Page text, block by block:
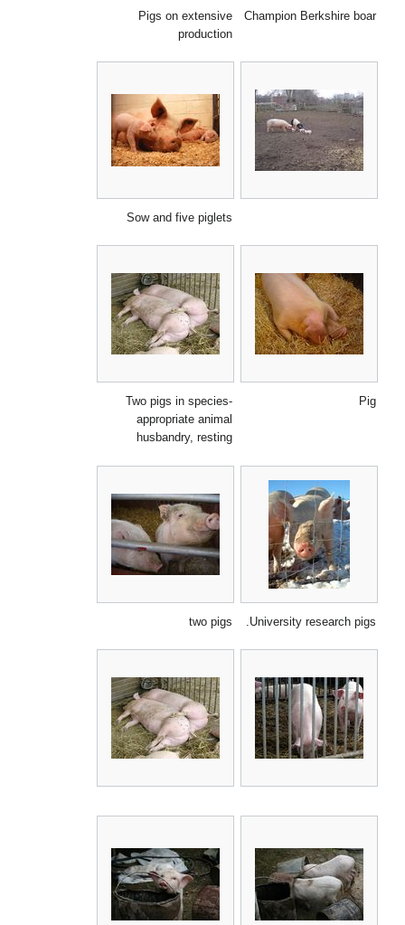
Champion Berkshire boar
Pigs on extensive
production
Sow and five piglets
Pig
Two pigs in species-
appropriate animal
husbandry, resting
University research pigs.
two pigs